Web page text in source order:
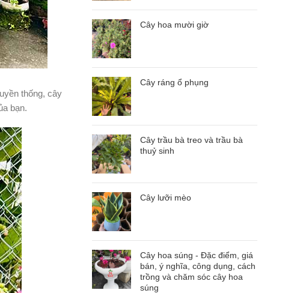
thống, cây
bạn.
Cây hoa mười giờ
Cây ráng ổ phụng
Cây trầu bà treo và trầu bà
thuỷ sinh
Cây lưỡi mèo
Cây hoa súng - Đặc điểm, giá
bán, ý nghĩa, công dụng, cách
trồng và chăm sóc cây hoa
súng